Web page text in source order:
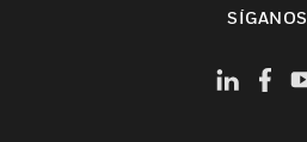
SÍGANOS